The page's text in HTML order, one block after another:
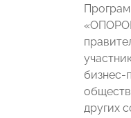
бизнес-
других